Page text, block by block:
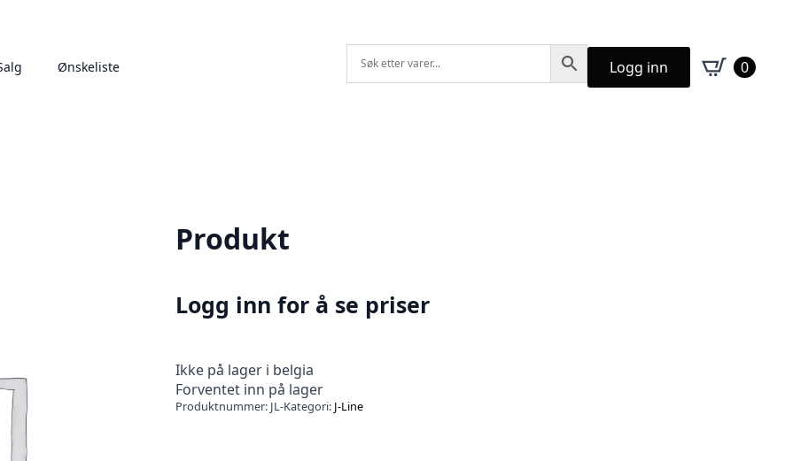
Ønskeliste Logg inn 0
Produkt
Logg inn for å se priser
Ikke på lager i belgia
Forventet inn på lager
Produktnummer: JL-Kategori: J-Line